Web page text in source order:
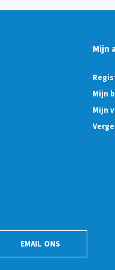
Mijn
Mijn
Mijn
EMAIL ONS